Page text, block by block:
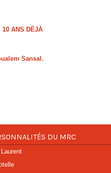
10 ANS DÉJÀ
Sansal.
DU MRC